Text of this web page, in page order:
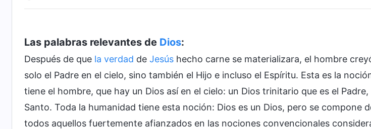
Las palabras relevantes de Dios:
Después de que la verdad de Jesús hecho carne se materializara, el hombre
solo el Padre en el cielo, sino también el Hijo e incluso el Espíritu. Esta es la
tiene el hombre, que hay un Dios así en el cielo: un Dios trinitario que es el
Santo. Toda la humanidad tiene esta noción: Dios es un Dios, pero se compone
todos aquellos fuertemente afianzados en las nociones convencionales